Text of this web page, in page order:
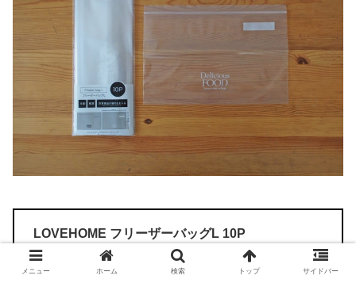
LOVEHOME フリーザーバッグL 10P
材質：ポリエチレン
サイズ：19cm×27cm
メニュー ホーム 検索 トップ サイドバー